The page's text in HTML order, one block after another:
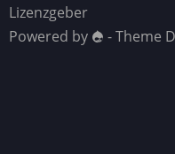
Lizenzgeber
Powered by
- Theme